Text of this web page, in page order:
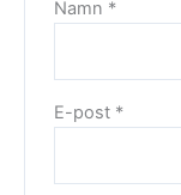
Namn *
E-post *